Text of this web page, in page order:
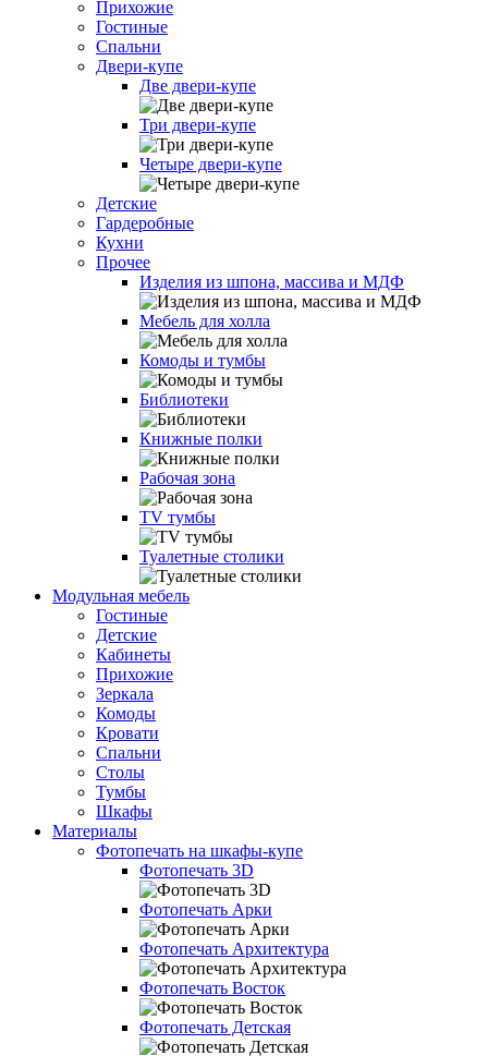
Прихожие
Гостиные
Спальни
Двери-купе
Две двери-купе
Три двери-купе
Четыре двери-купе
Детские
Гардеробные
Кухни
Прочее
Изделия из шпона, массива и МДФ
Мебель для холла
Комоды и тумбы
Библиотеки
Книжные полки
Рабочая зона
TV тумбы
Туалетные столики
Модульная мебель
Гостиные
Детские
Кабинеты
Прихожие
Зеркала
Комоды
Кровати
Спальни
Столы
Тумбы
Шкафы
Материалы
Фотопечать на шкафы-купе
Фотопечать 3D
Фотопечать Арки
Фотопечать Архитектура
Фотопечать Восток
Фотопечать Детская